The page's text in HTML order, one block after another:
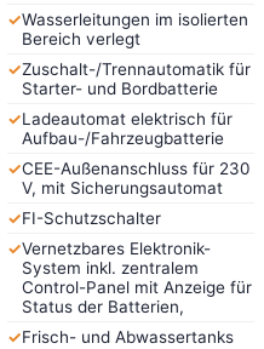
✓Wasserleitungen im isolierten
Bereich verlegt
✓Zuschalt-/Trennautomatik für
Starter- und Bordbatterie
✓Ladeautomat elektrisch für
Aufbau-/Fahrzeugbatterie
✓CEE-Außenanschluss für 230
V, mit Sicherungsautomat
✓FI-Schutzschalter
✓Vernetzbares Elektronik-
System inkl. zentralem
Control-Panel mit Anzeige für
Status der Batterien,
✓Frisch- und Abwassertanks